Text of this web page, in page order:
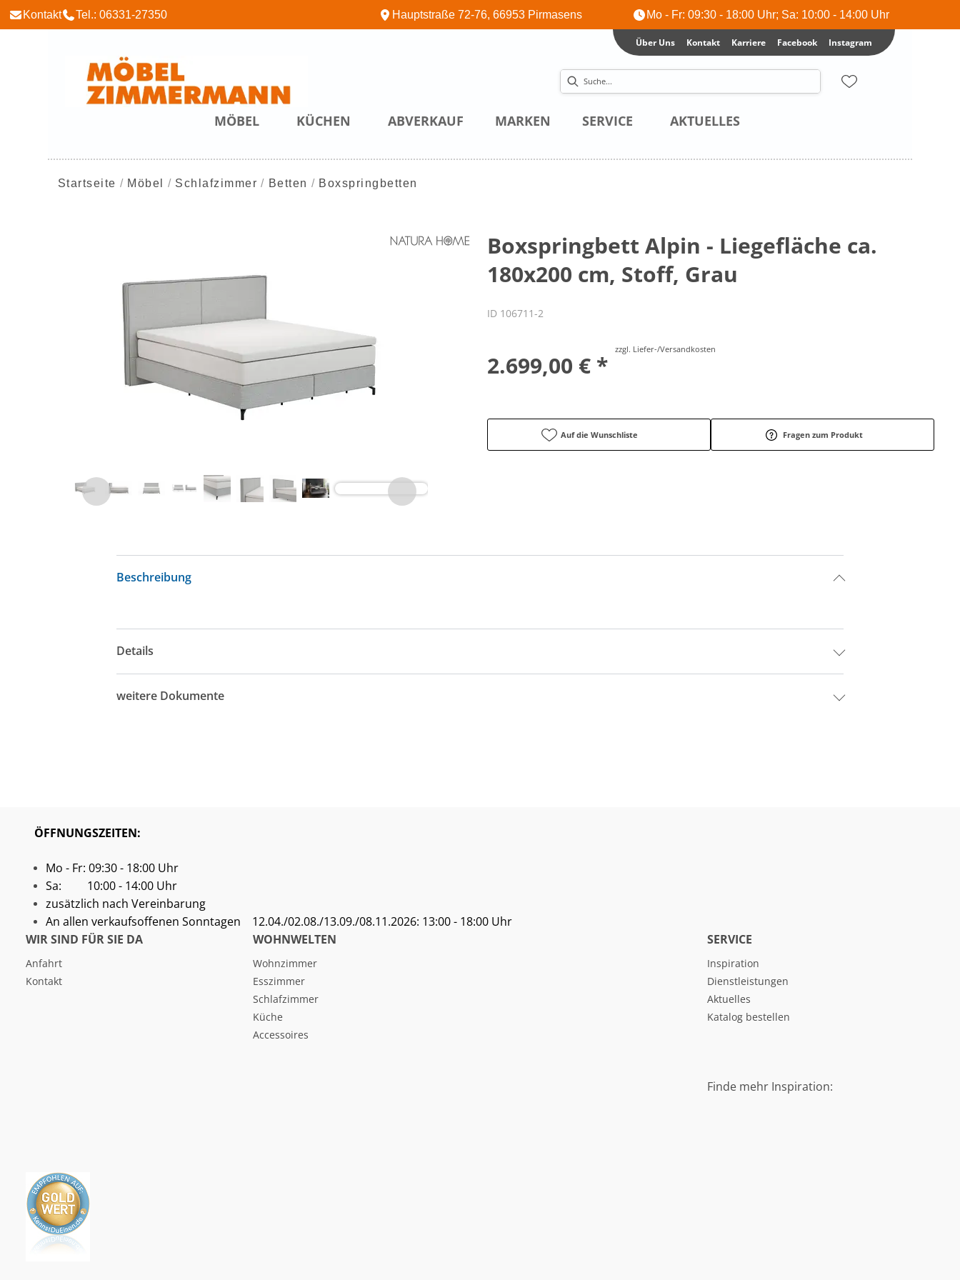
Kontakt Tel.: 06331-27350 Hauptstraße 72-76, 66953 Pirmasens Mo - Fr: 09:30 - 18:00 Uhr; Sa: 10:00 - 14:00 Uhr
Über Uns Kontakt Karriere Facebook Instagram
MÖBEL KÜCHEN ABVERKAUF MARKEN SERVICE AKTUELLES
Startseite Möbel Schlafzimmer Betten Boxspringbetten
Boxspringbett Alpin - Liegefläche ca.
180x200 cm, Stoff, Grau
ID 106711-2
2.699,00 € *
zzgl. Liefer-/Versandkosten
Auf die Wunschliste Fragen zum Produkt
Beschreibung
Details
weitere Dokumente
ÖFFNUNGSZEITEN:
Mo - Fr: 09:30 - 18:00 Uhr
Sa: 10:00 - 14:00 Uhr
zusätzlich nach Vereinbarung
An allen verkaufsoffenen Sonntagen
12.04./02.08./13.09./08.11.2026: 13:00 - 18:00 Uhr
WIR SIND FÜR SIE DA
Anfahrt
Kontakt
WOHNWELTEN
Wohnzimmer
Esszimmer
Schlafzimmer
Küche
Accessoires
SERVICE
Inspiration
Dienstleistungen
Aktuelles
Katalog bestellen
Finde mehr Inspiration: